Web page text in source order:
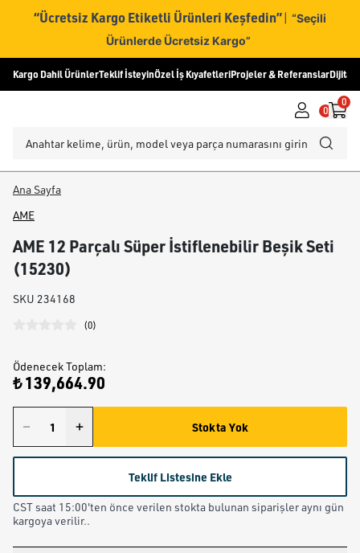
“Ücretsiz Kargo Etiketli Ürünleri Keşfedin” | “Seçili
Ürünlerde Ücretsiz Kargo”
Kargo Dahil ÜrünlerTeklif İsteyinÖzel İş KıyafetleriProjeler & ReferanslarDijital
0
0
Ana Sayfa
AME
AME 12 Parçalı Süper İstiflenebilir Beşik Seti
(15230)
SKU 234168
(0)
Ödenecek Toplam:
₺ 139,664.90
Stokta Yok
Teklif Listesine Ekle
CST saat 15:00'ten önce verilen stokta bulunan siparişler aynı gün
kargoya verilir..